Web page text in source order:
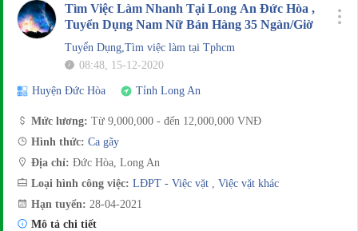
Tìm Việc Làm Nhanh Tại Long An Đức Hòa ,
Tuyển Dụng Nam Nữ Bán Hàng 35 Ngàn/Giờ
Tuyển Dụng,Tìm việc làm tại Tphcm
08:48, 15-12-2020
Huyện Đức Hòa Tỉnh Long An
Mức lương: Từ 9,000,000 - đến 12,000,000 VNĐ
Hình thức: Ca gãy
Địa chỉ: Đức Hòa, Long An
Loại hình công việc: LĐPT - Việc vặt
Việc vặt khác
Hạn tuyển: 28-04-2021
Mô tả chi tiết